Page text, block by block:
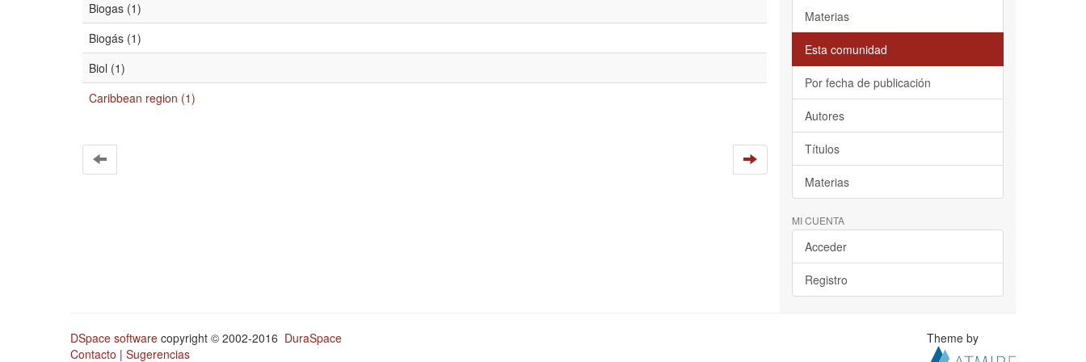
Biogas (1)
Biogás (1)
Biol (1)
Caribbean region (1)
Materias
Esta comunidad
Por fecha de publicación
Autores
Títulos
Materias
MI CUENTA
Acceder
Registro
DSpace software copyright © 2002-2016 DuraSpace
Contacto | Sugerencias
Theme by